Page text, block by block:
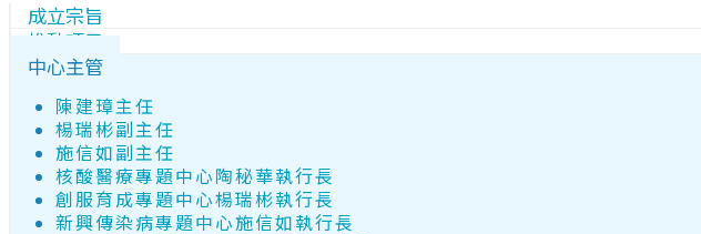
成立宗旨
推動項目
中心主管
陳建璋主任
楊瑞彬副主任
施信如副主任
核酸醫療專題中心陶秘華執行長
創服育成專題中心楊瑞彬執行長
新興傳染病專題中心施信如執行長